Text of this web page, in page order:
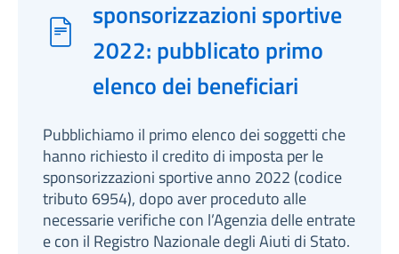
sponsorizzazioni sportive
2022: pubblicato primo
elenco dei beneficiari
Pubblichiamo il primo elenco dei soggetti che
hanno richiesto il credito di imposta per le
sponsorizzazioni sportive anno 2022 (codice
tributo 6954), dopo aver proceduto alle
necessarie verifiche con l’Agenzia delle entrate
e con il Registro Nazionale degli Aiuti di Stato.